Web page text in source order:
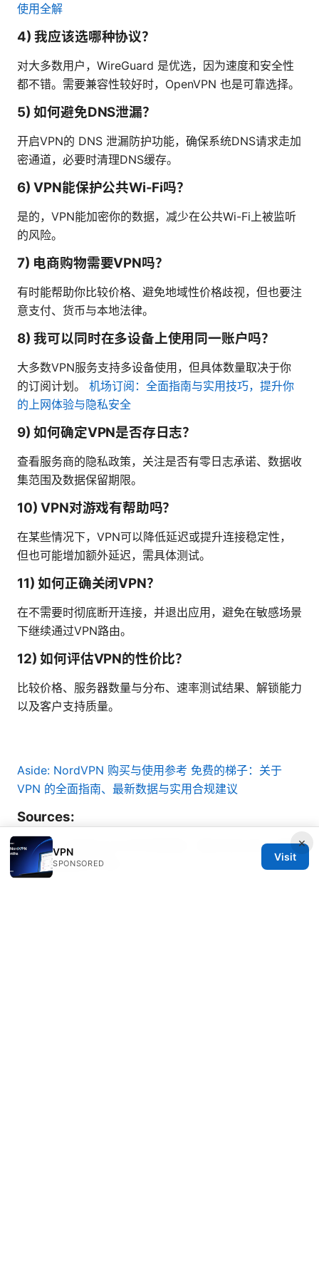
使用全解
4) 我应该选哪种协议？
对大多数用户，WireGuard 是优选，因为速度和安全性
都不错。需要兼容性较好时，OpenVPN 也是可靠选择。
5) 如何避免DNS泄漏？
开启VPN的 DNS 泄漏防护功能，确保系统DNS请求走加
密通道，必要时清理DNS缓存。
6) VPN能保护公共Wi-Fi吗？
是的，VPN能加密你的数据，减少在公共Wi-Fi上被监听
的风险。
7) 电商购物需要VPN吗？
有时能帮助你比较价格、避免地域性价格歧视，但也要注
意支付、货币与本地法律。
8) 我可以同时在多设备上使用同一账户吗？
大多数VPN服务支持多设备使用，但具体数量取决于你
的订阅计划。 机场订阅：全面指南与实用技巧，提升你
的上网体验与隐私安全
9) 如何确定VPN是否存日志？
查看服务商的隐私政策，关注是否有零日志承诺、数据收
集范围及数据保留期限。
10) VPN对游戏有帮助吗？
在某些情况下，VPN可以降低延迟或提升连接稳定性，
但也可能增加额外延迟，需具体测试。
11) 如何正确关闭VPN？
在不需要时彻底断开连接，并退出应用，避免在敏感场景
下继续通过VPN路由。
12) 如何评估VPN的性价比？
比较价格、服务器数量与分布、速率测试结果、解锁能力
以及客户支持质量。
Aside: NordVPN 购买与使用参考 免费的梯子：关于
VPN 的全面指南、最新数据与实用合规建议
Sources:
极速vpn: 如何在2025年实现极速、稳定且安全的上网体
验：完整指南与评测
×
VPN
SPONSORED
Visit